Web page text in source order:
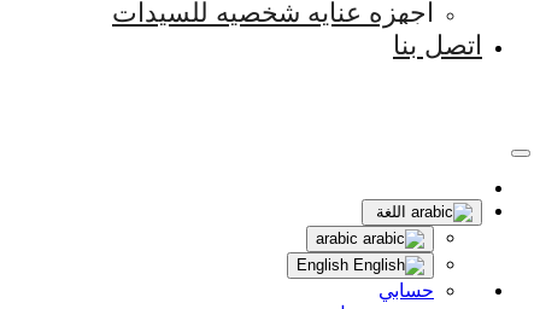
اجهزه عنايه شخصيه للسيدات
اتصل بنا
اللغة
حسابي